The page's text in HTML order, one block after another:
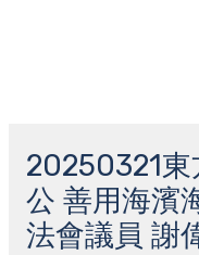
20250321東
公 善用海濱
法會議員 謝